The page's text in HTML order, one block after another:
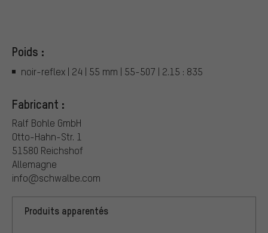
Poids :
noir-reflex | 24 | 55 mm | 55-507 | 2.15 : 835
Fabricant :
Ralf Bohle GmbH
Otto-Hahn-Str. 1
51580 Reichshof
Allemagne
info@schwalbe.com
Produits apparentés